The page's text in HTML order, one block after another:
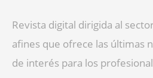
Revista digital dirigida al
afines que ofrece las últimas
de interés para los